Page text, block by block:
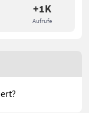
+1K
Aufrufe